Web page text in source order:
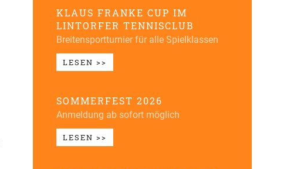
KLAUS FRANKE CUP IM
LINTORFER TENNISCLUB
Breitensportturnier für alle Spielklassen
LESEN >>
SOMMERFEST 2026
Anmeldung ab sofort möglich
LESEN >>